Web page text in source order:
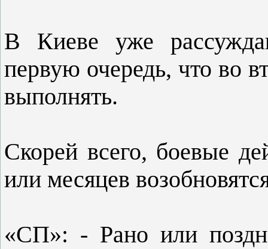
В Киеве уже
первую очередь, что во
выполнять.
Скорей всего, боевые
или месяцев
«СП»: - Рано или